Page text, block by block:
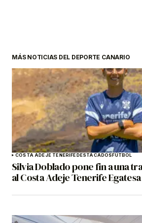
MÁS NOTICIAS DEL DEPORTE CANARIO
COSTA ADEJE TENERIFEDESTACADOSFÚTBOL
Silvia Doblado pone fin a una
al Costa Adeje Tenerife Egatesa